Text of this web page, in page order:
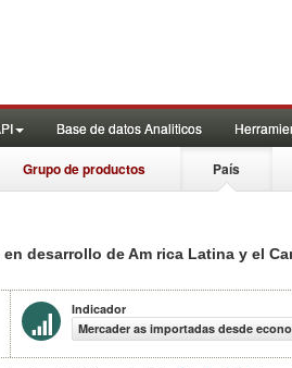
Base de datos Analiticos
Grupo de productos País
desarrollo de Am rica Latina y el
Indicador
Mercader as importadas desde